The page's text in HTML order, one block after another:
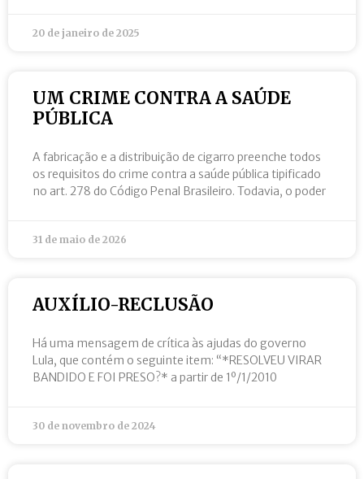
20 de janeiro de 2025
UM CRIME CONTRA A SAÚDE
PÚBLICA
A fabricação e a distribuição de cigarro preenche todos
os requisitos do crime contra a saúde pública tipificado
no art. 278 do Código Penal Brasileiro. Todavia, o poder
31 de maio de 2026
AUXÍLIO-RECLUSÃO
Há uma mensagem de crítica às ajudas do governo
Lula, que contém o seguinte item: “*RESOLVEU VIRAR
BANDIDO E FOI PRESO?* a partir de 1º/1/2010
30 de novembro de 2024